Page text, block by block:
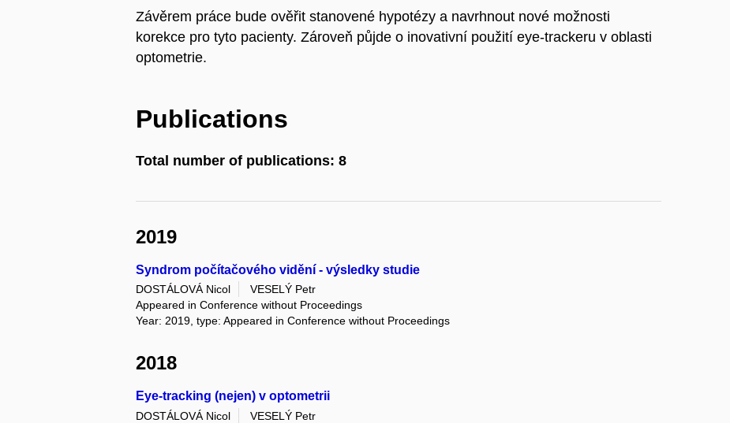
Závěrem práce bude ověřit stanovené hypotézy a navrhnout nové možnosti
korekce pro tyto pacienty. Zároveň půjde o inovativní použití eye-trackeru v oblasti
optometrie.
Publications
Total number of publications: 8
2019
Syndrom počítačového vidění - výsledky studie
DOSTÁLOVÁ Nicol
VESELÝ Petr
Appeared in Conference without Proceedings
Year: 2019, type: Appeared in Conference without Proceedings
2018
Eye-tracking (nejen) v optometrii
DOSTÁLOVÁ Nicol
VESELÝ Petr